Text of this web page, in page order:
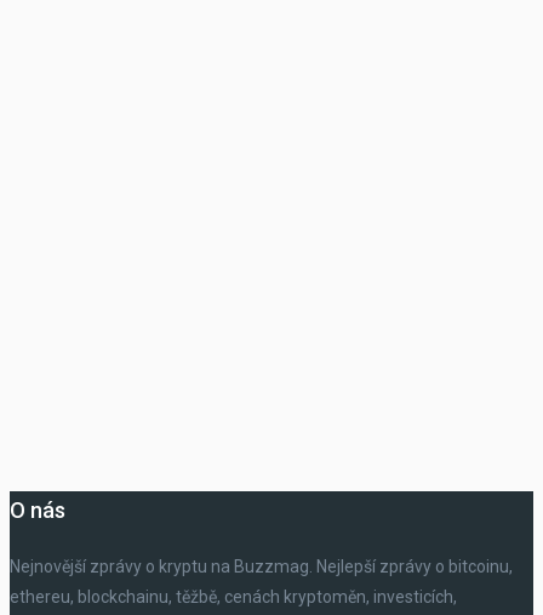
O nás
Nejnovější zprávy o kryptu na Buzzmag. Nejlepší zprávy o bitcoinu,
ethereu, blockchainu, těžbě, cenách kryptoměn, investicích,